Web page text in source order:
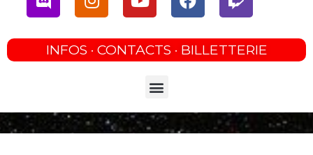
INFOS · CONTACTS · BILLETTERIE
Menu